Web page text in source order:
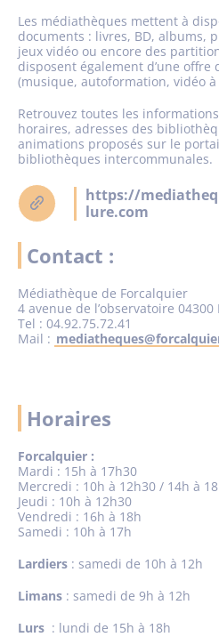
Les médiathèques mettent à
documents : livres, BD, albums,
jeux vidéo ou encore des
disposent également d’une offre
(musique, autoformation, vidéo
Retrouvez toutes les
horaires, adresses des
animations proposés sur le
bibliothèques intercommunales.
https://
lure.com
Contact :
Médiathèque de Forcalquier
4 avenue de l’observatoire
Tel : 04.92.75.72.41
Mail :
Horaires
Forcalquier :
Mardi : 15h à 17h30
Mercredi : 10h à 12h30 / 14h à
Jeudi : 10h à 12h30
Vendredi : 16h à 18h
Samedi : 10h à 17h
Lardiers : samedi de 10h à 12h
Limans : samedi de 9h à 12h
Lurs : lundi de 15h à 18h